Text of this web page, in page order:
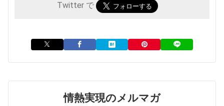
Twitter で
情熱実現のメルマガ